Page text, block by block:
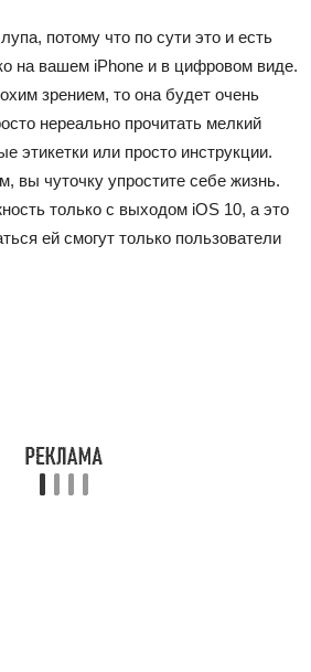
потому что по сути это и есть
на вашем iPhone и в цифровом виде.
зрением, то она будет очень
нереально прочитать мелкий
этикетки или просто инструкции.
вы чуточку упростите себе жизнь.
только с выходом iOS 10, а это
ей смогут только пользователи